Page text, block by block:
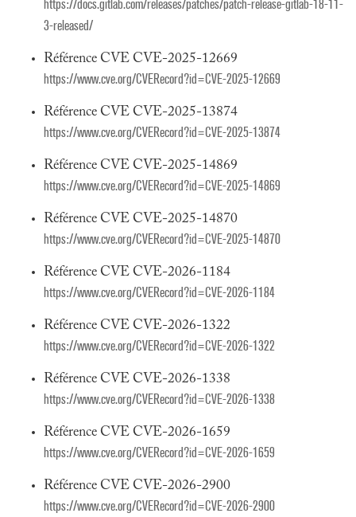
https://docs.gitlab.com/releases/patches/patch-release-gitlab-18-11-
3-released/
Référence CVE CVE-2025-12669
https://www.cve.org/CVERecord?id=CVE-2025-12669
Référence CVE CVE-2025-13874
https://www.cve.org/CVERecord?id=CVE-2025-13874
Référence CVE CVE-2025-14869
https://www.cve.org/CVERecord?id=CVE-2025-14869
Référence CVE CVE-2025-14870
https://www.cve.org/CVERecord?id=CVE-2025-14870
Référence CVE CVE-2026-1184
https://www.cve.org/CVERecord?id=CVE-2026-1184
Référence CVE CVE-2026-1322
https://www.cve.org/CVERecord?id=CVE-2026-1322
Référence CVE CVE-2026-1338
https://www.cve.org/CVERecord?id=CVE-2026-1338
Référence CVE CVE-2026-1659
https://www.cve.org/CVERecord?id=CVE-2026-1659
Référence CVE CVE-2026-2900
https://www.cve.org/CVERecord?id=CVE-2026-2900